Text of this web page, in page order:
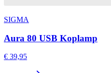
SIGMA
Aura 80 USB Koplamp
€ 39,95